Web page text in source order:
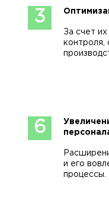
3
За счет
контроля,
6
и его
процессы.